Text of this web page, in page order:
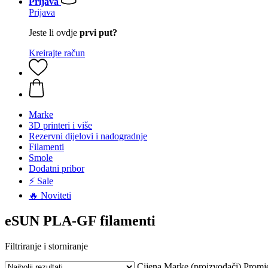
Prijava
Jeste li ovdje prvi put?
Kreirajte račun
Marke
3D printeri i više
Rezervni dijelovi i nadogradnje
Filamenti
Smole
Dodatni pribor
⚡ Sale
🔥 Noviteti
eSUN PLA-GF filamenti
Filtriranje i storniranje